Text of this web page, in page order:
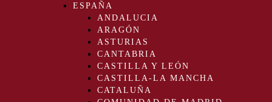
ESPAÑA
ANDALUCIA
ARAGÓN
ASTURIAS
CANTABRIA
CASTILLA Y LEÓN
CASTILLA-LA MANCHA
CATALUÑA